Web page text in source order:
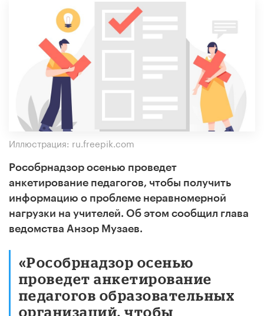
Иллюстрация: ru.freepik.com
Рособрнадзор осенью проведет
анкетирование педагогов, чтобы получить
информацию о проблеме неравномерной
нагрузки на учителей. Об этом сообщил глава
ведомства Анзор Музаев.
«Рособрнадзор осенью
проведет анкетирование
педагогов образовательных
организаций, чтобы